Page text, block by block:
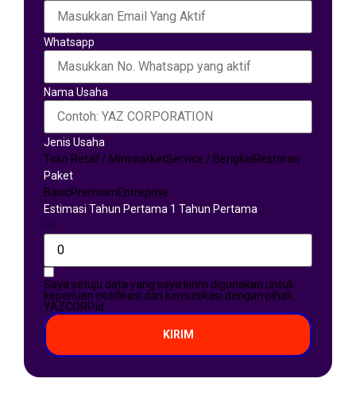
Whatsapp
Nama Usaha
Jenis Usaha
Toko Retail / MinimarketService / Bengkel Restoran
Paket
BasicPremiumEntreprise
Estimasi Tahun Pertama 1 Tahun Pertama
Rp
Saya setuju data yang saya kirim digunakan untuk
keperluan notifikasi dan komunikasi dengan pihak
YAZCORP.id
KIRIM